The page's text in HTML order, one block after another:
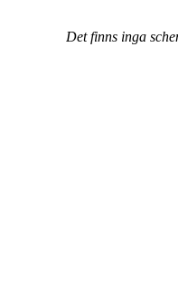
Det finns inga